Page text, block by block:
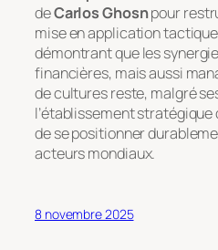
deCarlos Ghosnpour
mise en application
démontrant que les
financières, mais aussi
de cultures reste, malgré
l’établissement stratégique
de se positionner
acteurs mondiaux.
8 novembre 2025